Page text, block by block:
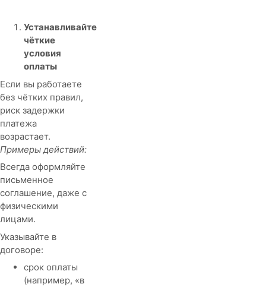
Устанавливайте
чёткие
условия
оплаты
Если вы работаете
без чётких правил,
риск задержки
платежа
возрастает.
Примеры действий:
Всегда оформляйте
письменное
соглашение, даже с
физическими
лицами.
Указывайте в
договоре:
срок оплаты
(например, «в